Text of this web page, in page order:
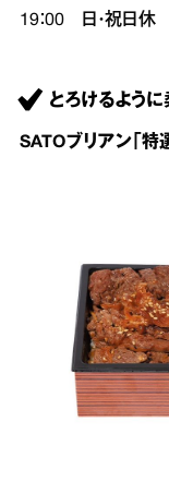
19：00 日・祝日休
とろけるように
SATOブリアン「特